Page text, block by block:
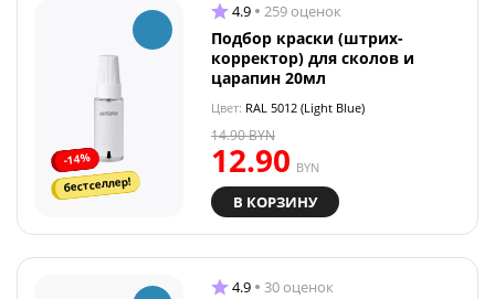
-14%
бестселлер!
4.9 259 оценок
Подбор краски (штрих-
корректор) для сколов и
царапин 20мл
Цвет: RAL 5012 (Light Blue)
12.90 BYN
14.90BYN
В КОРЗИНУ
4.9 30 оценок